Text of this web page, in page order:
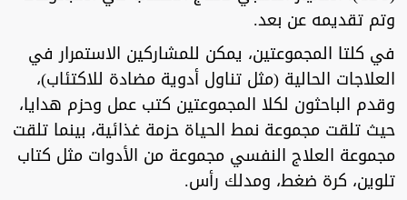
وتم تقديمه عن بعد.
في كلتا المجموعتين، يمكن للمشاركين الاستمرار في
العلاجات الحالية (مثل تناول أدوية مضادة للاكتئاب)،
وقدم الباحثون لكلا المجموعتين كتب عمل وحزم هدايا،
حيث تلقت مجموعة نمط الحياة حزمة غذائية، بينما تلقت
مجموعة العلاج النفسي مجموعة من الأدوات مثل كتاب
تلوين، كرة ضغط، ومدلك رأس.